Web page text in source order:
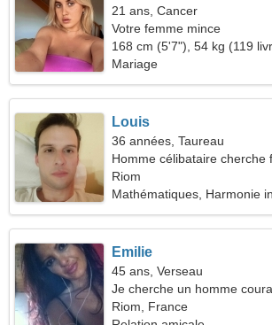
21 ans, Cancer
Votre femme mince
168 cm (5'7"), 54 kg (119
Mariage
Louis
36 années, Taureau
Homme célibataire cherche
Riom
Mathématiques, Harmonie
Emilie
45 ans, Verseau
Je cherche un homme
Riom, France